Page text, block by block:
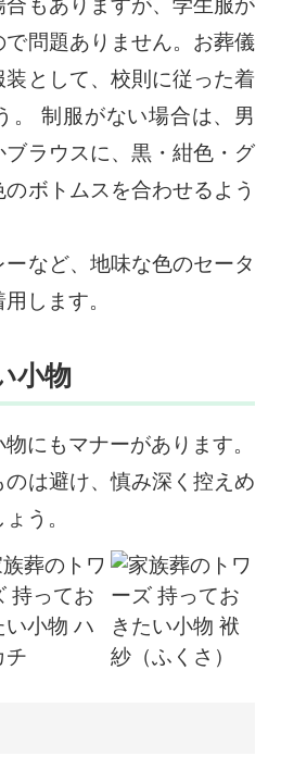
もありますが、学生服が
問題ありません。お葬儀
として、校則に従った着
。 制服がない場合は、男
ラウスに、黒・紺色・グ
ボトムスを合わせるよう
など、地味な色のセータ
します。
小物
にもマナーがあります。
は避け、慎み深く控えめ
う。